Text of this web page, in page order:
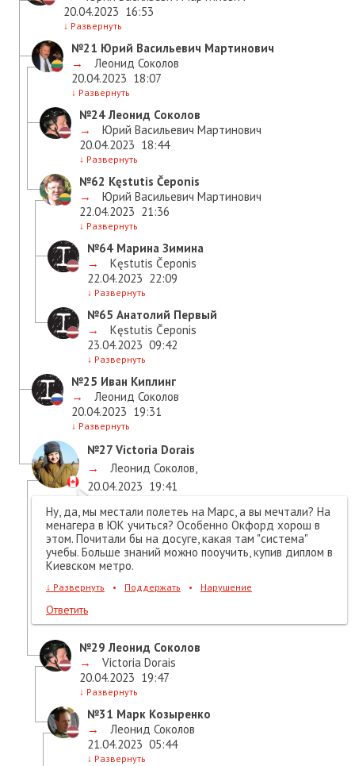
20.04.2023 16:53
↓ Развернуть
№21 Юрий Васильевич Мартинович
→
Леонид Соколов
20.04.2023 18:07
↓ Развернуть
№24Леонид Соколов
→
Юрий Васильевич Мартинович
20.04.2023 18:44
↓ Развернуть
№62 Kęstutis Čeponis
→
Юрий Васильевич Мартинович
22.04.2023 21:36
↓ Развернуть
№64 Марина Зимина
→
Kęstutis Čeponis
22.04.2023 22:09
↓ Развернуть
№65 Анатолий Первый
→
Kęstutis Čeponis
23.04.2023 09:42
↓ Развернуть
№25 Иван Киплинг
→
Леонид Соколов
20.04.2023 19:31
↓ Развернуть
№27 Victoria Dorais
→
Леонид Соколов,
20.04.2023 19:41
Ну, да, мы местали полетеь на Марс, а вы мечтали? На
менагера в ЮК учиться? Особенно Окфорд хорош в
этом. Почитали бы на досуге, какая там "система"
учебы. Больше знаний можно пооучить, купив диплом в
Киевском метро.
↓ Развернуть • Поддержать • Нарушение
Ответить
№29 Леонид Соколов
→
Victoria Dorais
20.04.2023 19:47
↓ Развернуть
№31 Марк Козыренко
→
Леонид Соколов
21.04.2023 05:44
↓ Развернуть